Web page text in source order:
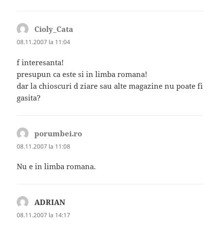
Cioly_Cata
08.11.2007 la 11:04
f interesanta!
presupun ca este si in limba romana!
dar la chioscuri d ziare sau alte magazine nu poate fi
gasita?
porumbei.ro
08.11.2007 la 11:08
Nu e in limba romana.
ADRIAN
08.11.2007 la 14:17